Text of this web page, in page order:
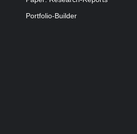
Portfolio-Builder